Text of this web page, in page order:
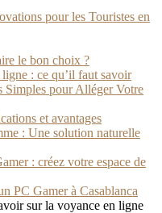
pour les Touristes en
le bon choix ?
: ce qu’il faut savoir
Simples pour Alléger Votre
et avantages
: Une solution naturelle
: créez votre espace de
PC Gamer à Casablanca
sur la voyance en ligne